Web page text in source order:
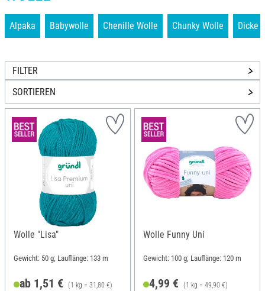
Alpaka Babywolle Chenille Wolle Chunky Wolle Dicke
FILTER
SORTIEREN
Wolle "Lisa"
Gewicht: 50 g; Lauflänge: 133 m
ab 1,51 € (1 kg = 31,80 €)
Wolle Funny Uni
Gewicht: 100 g; Lauflänge: 120 m
4,99 € (1 kg = 49,90 €)